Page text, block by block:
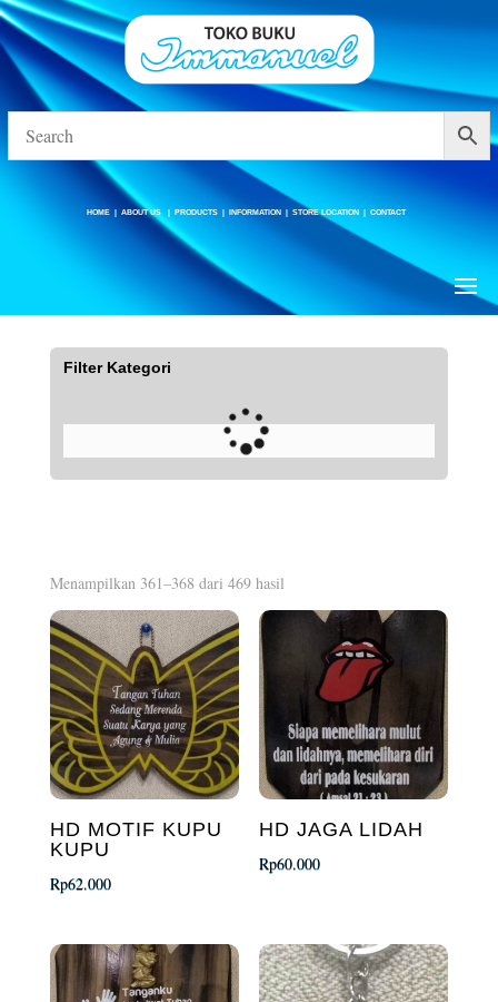
ABOUT US |STORE LOCATION
HOME |ABOUT US |PRODUCTS |INFORMATION |STORE LOCATION |CONTACT
Barang
Filter Kategori
Menampilkan 361–368 dari 469 hasilDiurutkan
menurut
terbaru
HD MOTIF KUPU
KUPU
Rp62.000
HD JAGA LIDAH
Rp60.000